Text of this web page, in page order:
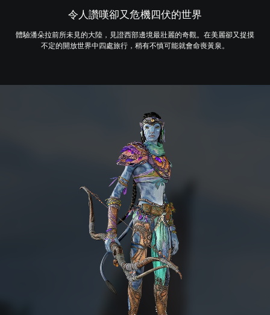
令人讚嘆卻又危機四伏的世界
體驗潘朵拉前所未見的大陸，見證西部邊境最壯麗的奇觀。在美麗卻又捉摸
不定的開放世界中四處旅行，稍有不慎可能就會命喪黃泉。